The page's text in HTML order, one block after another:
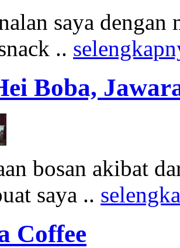
saya
..
Boba,
bosan akibat
saya ..
Coffee